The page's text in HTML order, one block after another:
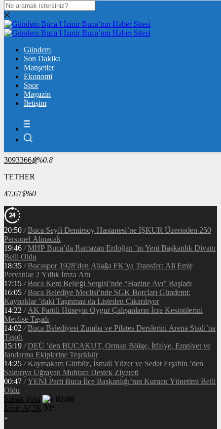
DOLAR
47,7436$% 0.18
55,2510€% 0.32
ÇEYREK ALTIN
10.909,00%2,60
BİST100
13.779,39
BİTCOİN
3093366฿%0.8
TETHER
47.67$%0
Gündem
Son Dakika
Manşetler
Ekonomi
Spor
Magazin
İletişim
20:50 / Buca Seyfi Demirsoy Hastanesi’ne İŞKUR Üzerinden 250
Personel Alınacak
19:46 / MHP Buca’da Ramazan Erdoğan ’ın Yeni Başkanlık Divanı
Belli Oldu
18:35 / Bucaspor 1928’den Aliağa FK’ya Transfer: Ali Emir
Pervanlar 2 Yıllık İmza Attı
17:15 / Buca Kent Belleği Sergisi’nde “Hazine Avı” Başladı
16:05 / Buca Belediye Meclisi’nde SGK Borçları Gündemi:
Kaynaklar ’daki Taşınmaz da Listeden Çıkarılıyor
14:22 / AK Partili Hüseyin Oygur Çalışanların İcra Kesintilerini
Meclise Taşıdı
14:02 / Buca Belediyesi Zumba ve Pilates Derslerini Arena Stadı’na
Taşıdı
15:19 / DEÜ ’den BUCAKUT, Orman Bölge, İtfaiye, Emniyet ve
Jandarma Ekiplerine Teşekkür
14:25 / Kaymakam Gürbüz, İsmail Yüzer ve Sedat Erşahin ’den
Saldırıya Uğrayan Muhtara Destek Ziyareti
00:47 / YENİ Parti Buca İlçe Başkanlığı’nın Kurucu Yönetimi Belli
Oldu
Sabah Vakti
02:00
İzmir AÇIK 33°